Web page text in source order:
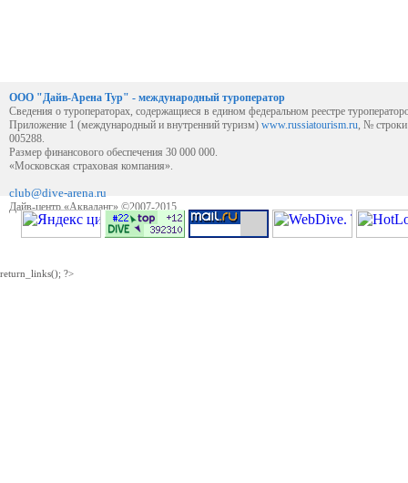
ООО "Дайв-Арена Тур" - международный туроператор
Сведения о туроператорах, содержащиеся в едином федеральном реестре
Приложение 1 (международный и внутренний туризм) www.russiatourism.ru, №
005288.
Размер финансового обеспечения 30 000 000.
«Московская страховая компания».
club@dive-arena.ru
Дайв-центр «Акваланг» ©2007-2015
return_links(); ?>